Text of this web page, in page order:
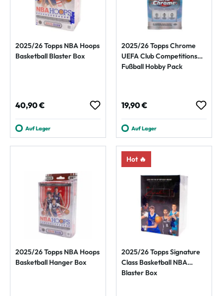
2025/26 Topps NBA Hoops
Basketball Blaster Box
Regulärer Preis:
40,90 €
Auf Lager
2025/26 Topps Chrome
UEFA Club Competitions
Fußball Hobby Pack
Regulärer Preis:
19,90 €
Auf Lager
2025/26 Topps NBA Hoops
Basketball Hanger Box
Hot 🔥
2025/26 Topps Signature
Class Basketball NBA
Blaster Box